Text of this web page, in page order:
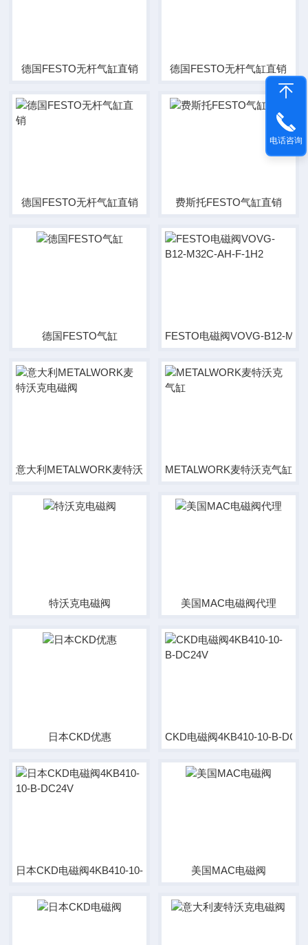
德国FESTO无杆气缸直销 德国FESTO无杆气缸直销
德国FESTO无杆气缸直销 费斯托FESTO气缸直销
德国FESTO气缸 FESTO电磁阀VOVG-B12-
意大利METALWORK麦特沃克电磁阀METALWORK麦特沃克气缸
特沃克电磁阀 美国MAC电磁阀代理
日本CKD优惠 CKD电磁阀4KB410-10-B-
日本CKD电磁阀4KB410-10-B-DC24V 美国MAC电磁阀
电话咨询